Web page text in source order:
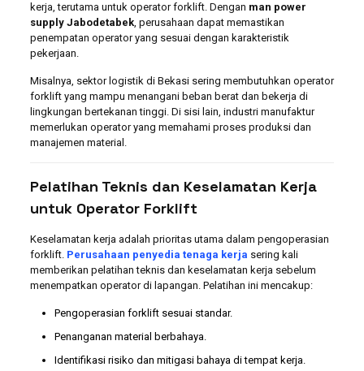
kerja, terutama untuk operator forklift. Dengan man power
supply Jabodetabek, perusahaan dapat memastikan
penempatan operator yang sesuai dengan karakteristik
pekerjaan.
Misalnya, sektor logistik di Bekasi sering membutuhkan operator
forklift yang mampu menangani beban berat dan bekerja di
lingkungan bertekanan tinggi. Di sisi lain, industri manufaktur
memerlukan operator yang memahami proses produksi dan
manajemen material.
Pelatihan Teknis dan Keselamatan Kerja
untuk Operator Forklift
Keselamatan kerja adalah prioritas utama dalam pengoperasian
forklift. Perusahaan penyedia tenaga kerja sering kali
memberikan pelatihan teknis dan keselamatan kerja sebelum
menempatkan operator di lapangan. Pelatihan ini mencakup:
Pengoperasian forklift sesuai standar.
Penanganan material berbahaya.
Identifikasi risiko dan mitigasi bahaya di tempat kerja.